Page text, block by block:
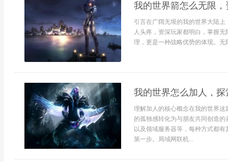
我的世界箭怎么无限
引言在广阔无垠的我的世界大陆
人头疼，资深玩家都明白，掌握
理，更是一种战略优势的体现。无
我的世界怎么加人，
理解加人的核心概念在我的世界
的孤独感转化为与朋友共同创造
以及领域服务器等，每种方式都
第一步。局域网联机...